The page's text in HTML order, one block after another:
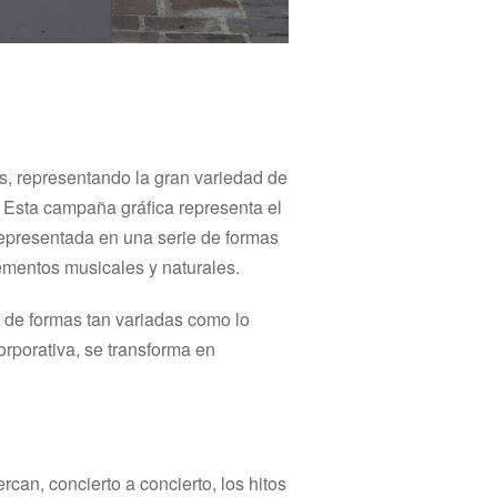
representando la gran variedad de
campaña gráfica representa el
en una serie de formas
musicales y naturales.
formas tan variadas como lo
se transforma en
concierto a concierto, los hitos